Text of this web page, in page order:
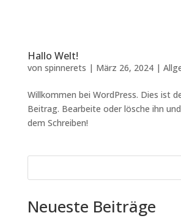
Hallo Welt!
von spinnerets | März 26, 2024|
Willkommen bei WordPress. Dies ist
Beitrag. Bearbeite oder lösche ihn
dem Schreiben!
Neueste Beiträge